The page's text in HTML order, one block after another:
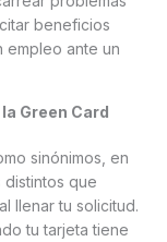
beneficios
empleo ante un
Green Card
sinónimos, en
distintos que
llenar tu solicitud.
tu tarjeta tiene